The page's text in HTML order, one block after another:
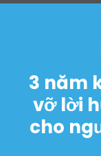
3 năm
vỡ lời
cho